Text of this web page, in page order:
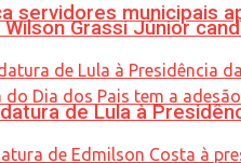
servidores municipais
Grassi Júnior
de Lula à